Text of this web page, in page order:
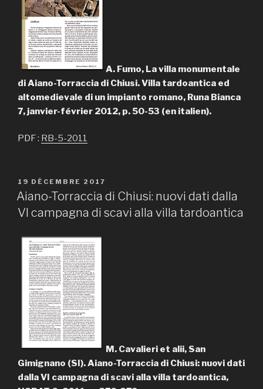
A. Fumo, La villa monumentale
di Aiano-Torraccia di Chiusi. Villa tardoantica ed
altomedievale di un impianto romano, Runa Bianca
7, janvier-février 2012, p. 50-53 (en italien).
PDF : RB-5-2011
PUBLIÉ
LE
19 DÉCEMBRE 2017
Aiano-Torraccia di Chiusi: nuovi dati dalla
VI campagna di scavi alla villa tardoantica
M. Cavalieri et alii, San
Gimignano (SI). Aiano-Torraccia di Chiusi: nuovi dati
dalla VI campagna di scavi alla villa tardoantica,